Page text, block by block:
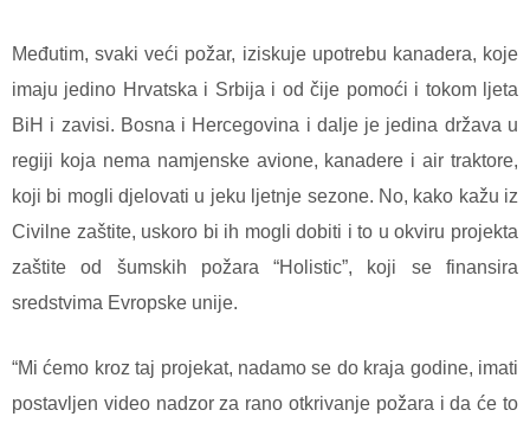
Međutim, svaki veći požar, iziskuje upotrebu kanadera, koje
imaju jedino Hrvatska i Srbija i od čije pomoći i tokom ljeta
BiH i zavisi. Bosna i Hercegovina i dalje je jedina država u
regiji koja nema namjenske avione, kanadere i air traktore,
koji bi mogli djelovati u jeku ljetnje sezone. No, kako kažu iz
Civilne zaštite, uskoro bi ih mogli dobiti i to u okviru projekta
zaštite od šumskih požara “Holistic”, koji se finansira
sredstvima Evropske unije.
“Mi ćemo kroz taj projekat, nadamo se do kraja godine, imati
postavljen video nadzor za rano otkrivanje požara i da će to